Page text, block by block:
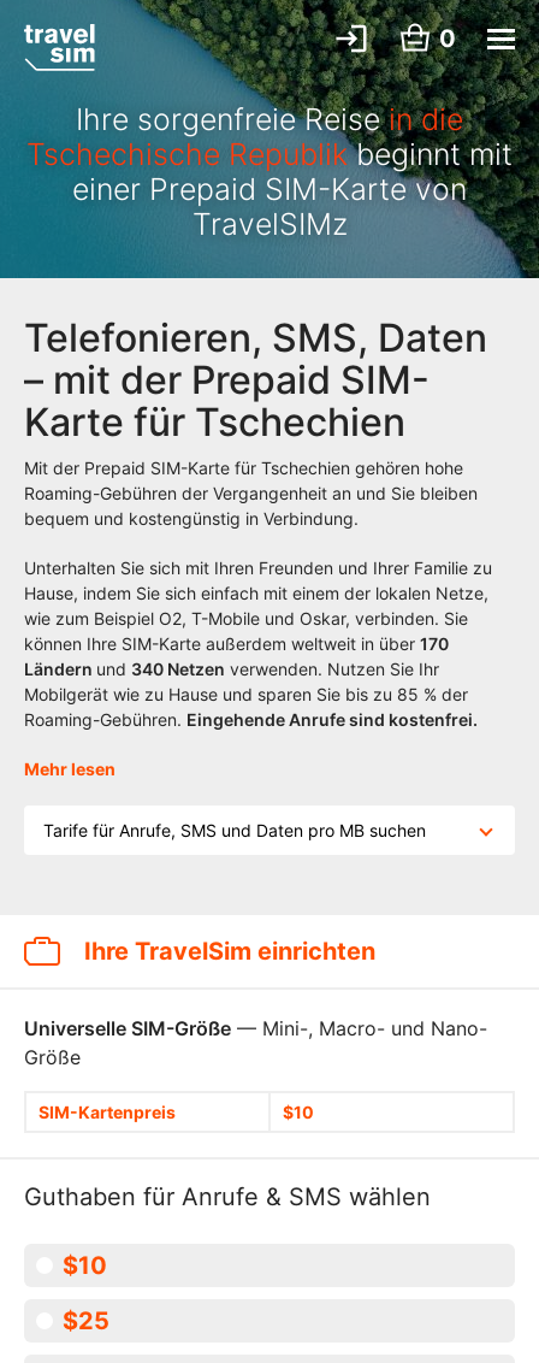
0
Ihre sorgenfreie Reisein die
Tschechische Republikbeginnt mit
einer Prepaid SIM-Karte von
TravelSIMz
Telefonieren, SMS, Daten
– mit der Prepaid SIM-
Karte für Tschechien
Mit der Prepaid SIM-Karte für Tschechien gehören hohe
Roaming-Gebühren der Vergangenheit an und Sie bleiben
bequem und kostengünstig in Verbindung.
Unterhalten Sie sich mit Ihren Freunden und Ihrer Familie zu
Hause, indem Sie sich einfach mit einem der lokalen Netze,
wie zum Beispiel O2, T-Mobile und Oskar, verbinden. Sie
können Ihre SIM-Karte außerdem weltweit in über 170
Ländern und 340 Netzen verwenden. Nutzen Sie Ihr
Mobilgerät wie zu Hause und sparen Sie bis zu 85 % der
Roaming-Gebühren. Eingehende Anrufe sind kostenfrei.
Mehr lesen
Tarife für Anrufe, SMS und Daten pro MB suchen
Ihre TravelSim einrichten
Universelle SIM-Größe — Mini-, Macro- und Nano-
Größe
SIM-Kartenpreis $10
Guthaben für Anrufe & SMS wählen
$10
$25